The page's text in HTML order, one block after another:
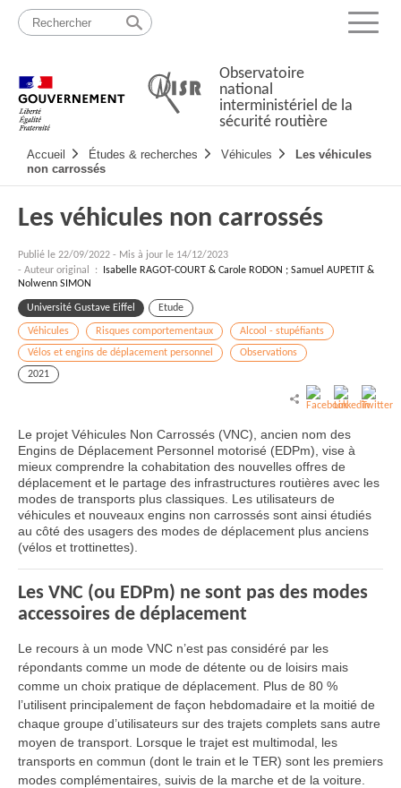
Passer
contenu
Menu
Observatoire
national
interministériel de la
sécurité routière
principale
Accueil Études & recherches Véhicules
Les véhicules
non carrossés
Les véhicules non carrossés
Publié le 22/09/2022 - Mis à jour le 14/12/2023
- Auteur original :
Isabelle RAGOT-COURT & Carole RODON ; Samuel AUPETIT &
Nolwenn SIMON
Université Gustave Eiffel Etude
Véhicules Risques comportementaux
Alcool - stupéfiants
Vélos et engins de déplacement personnel
Observations
2021
Le projet Véhicules Non Carrossés (VNC), ancien nom des
Engins de Déplacement Personnel motorisé (EDPm), vise à
mieux comprendre la cohabitation des nouvelles offres de
déplacement et le partage des infrastructures routières avec les
modes de transports plus classiques. Les utilisateurs de
véhicules et nouveaux engins non carrossés sont ainsi étudiés
au côté des usagers des modes de déplacement plus anciens
(vélos et trottinettes).
Les VNC (ou EDPm) ne sont pas des modes
accessoires de déplacement
Le recours à un mode VNC n’est pas considéré par les
répondants comme un mode de détente ou de loisirs mais
comme un choix pratique de déplacement. Plus de 80 %
l’utilisent principalement de façon hebdomadaire et la moitié de
chaque groupe d’utilisateurs sur des trajets complets sans autre
moyen de transport. Lorsque le trajet est multimodal, les
transports en commun (dont le train et le TER) sont les premiers
modes complémentaires, suivis de la marche et de la voiture.